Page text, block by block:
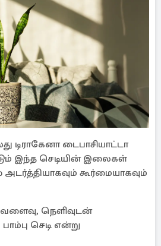
டிராகேனா டைபாசியாட்டா
இந்த செடியின் இலைகள்
கூர்மையாகவும்
நெளிவுடன்
செடி என்று